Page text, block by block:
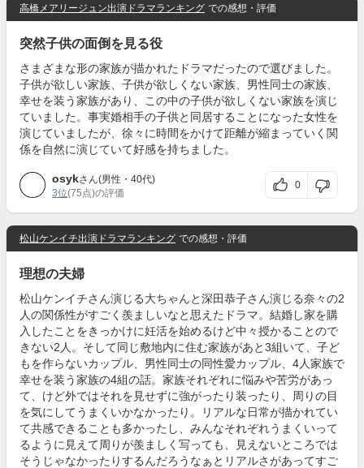
高橋メアリージュン出演ドラマランキング での感想・評価
突然子供の面倒を見る役
さまざまな形の家族が描かれたドラマだったので選びました。
子供が欲しい家族、子供が欲しくない家族、男性同士の家族、
幸せを装う家族があり、この中の子供が欲しくない家族を演じ
ていました。事実婚相手の子供と同居することになった女性を
演じていましたが、徐々に時間をかけて距離が縮まっていく関
係を自然に演じていて好感を持ちました。
osykさん(男性・40代)
3位(75点)の評価
0
松山ケンイチ出演ドラマランキング での感想・評価
理想の夫婦
松山ケンイチさん演じる大ちゃんと深田恭子さん演じる奈々の2
人の関係性がすごく羨ましいなと思えたドラマ。結婚し家を購
入したことをきっかけに妊活を始めるけど中々授かることので
きない2人。そして同じ敷地内に住む家族があと3組いて、子ど
もを作らないカップル、男性同士の同性愛カップル、4人家族で
幸せを装う家族の4組の話。家族それぞれに悩みや苦労があっ
て、けど外ではそれを見せずに強がったり装ったり、周りの目
を気にしてうまくいかなかったり。リアルな日常が描かれてい
て共感できることも多かったし、みんなそれぞれうまくいって
るように見えて周りが羨ましく写っても、見えないところでは
そうじゃなかったりするんだろうなぁとリアルさがあってすご